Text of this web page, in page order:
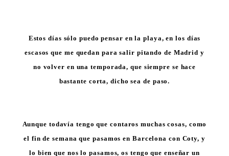
Estos días sólo puedo pensar en la playa, en los días
escasos que me quedan para salir pitando de Madrid y
no volver en una temporada, que siempre se hace
bastante corta, dicho sea de paso.
Aunque todavía tengo que contaros muchas cosas, como
el fin de semana que pasamos en Barcelona con Coty, y
lo bien que nos lo pasamos, os tengo que enseñar un